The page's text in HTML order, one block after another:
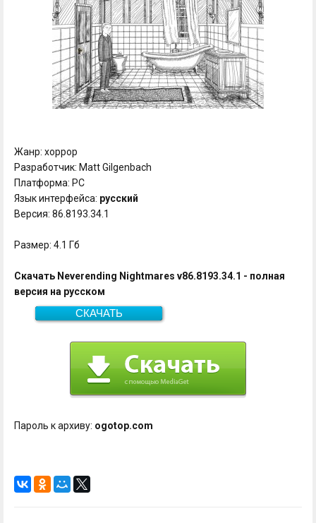
Жанр: хоррор
Разработчик: Matt Gilgenbach
Платформа: PC
Язык интерфейса: русский
Версия: 86.8193.34.1
Размер: 4.1 Гб
Скачать Neverending Nightmares v86.8193.34.1 - полная
версия на русском
СКАЧАТЬ
4.1 Гб
Скачать
Пароль к архиву: ogotop.com